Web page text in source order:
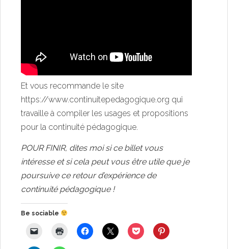
Et vous recommande le site
https://www.continuitepedagogique.org qui
travaille à compiler les usages et propositions
pour la continuité pédagogique.
POUR FINIR, dites moi si ce billet vous
intéresse et si cela peut vous être utile que je
poursuive ce retour d’expérience de
continuité pédagogique !
Be sociable